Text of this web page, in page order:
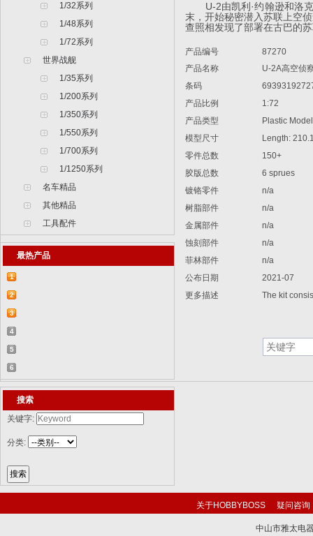
1/32系列
1/48系列
1/72系列
世界战舰
1/35系列
1/200系列
1/350系列
1/550系列
1/700系列
1/1250系列
名车精品
其他精品
工具配件
最热产品
1
【2015-07-07】德国BR 52型蒸汽机车
829...
2
【2015-07-06】德国LWS水陆两栖牵引车
82...
3
【2018-08-31】中国ZTL-11轮式装甲突击
车 ...
4
【2015-12-31】加拿大豹2A4M主战坦克
8386...
5
【2014-12-10】俄罗斯KrAZ-255B军用卡
车85...
6
【2014-12-10】以色列阿奇扎里特装甲运
兵...搜索
关键字:
分类:
U-2由凯利·约翰逊和洛克
末，开始秘密潜入苏联上空
查照相发现了部署在古巴的
产品编号
87270
产品名称
U-2A高空侦
条码
产品比例
1:72
产品类型
Plastic Model
模型尺寸
Length:
零件总数
150+
胶版总数
6 sprues
镀铬零件
n/a
树脂部件
n/a
金属部件
n/a
蚀刻部件
n/a
菲林部件
n/a
公布日期
2021-07
更多描述
The kit
关于HOBBYBOSS 疑问咨询
中山市雅太电